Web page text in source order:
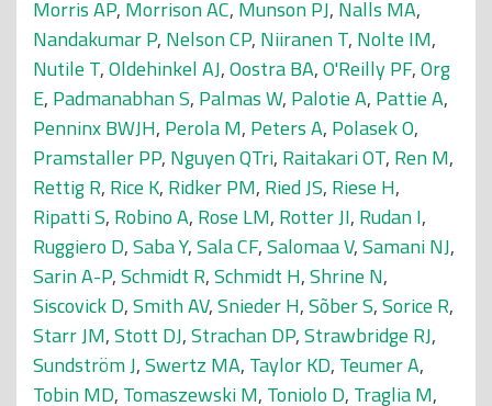
Morris AP, Morrison AC, Munson PJ, Nalls MA,
Nandakumar P, Nelson CP, Niiranen T, Nolte IM,
Nutile T,Oldehinkel AJ,Oostra BA,O'Reilly PF,Org
E, Padmanabhan S, Palmas W, Palotie A, Pattie A,
Penninx BWJH, Perola M, Peters A, Polasek O,
Pramstaller PP, Nguyen QTri, Raitakari OT, Ren M,
Rettig R, Rice K, Ridker PM, Ried JS, Riese H,
Ripatti S, Robino A, Rose LM, Rotter JI, Rudan I,
Ruggiero D,Saba Y,Sala CF,Salomaa V,Samani NJ,
Sarin A-P,Schmidt R,Schmidt H,Shrine N,
Siscovick D,Smith AV,Snieder H,Sõber S,Sorice R,
Starr JM,Stott DJ,Strachan DP,Strawbridge RJ,
Sundström J,Swertz MA, Taylor KD, Teumer A,
Tobin MD, Tomaszewski M, Toniolo D, Traglia M,